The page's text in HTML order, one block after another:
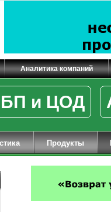
Аналитика компаний
и ЦОД
Продукты